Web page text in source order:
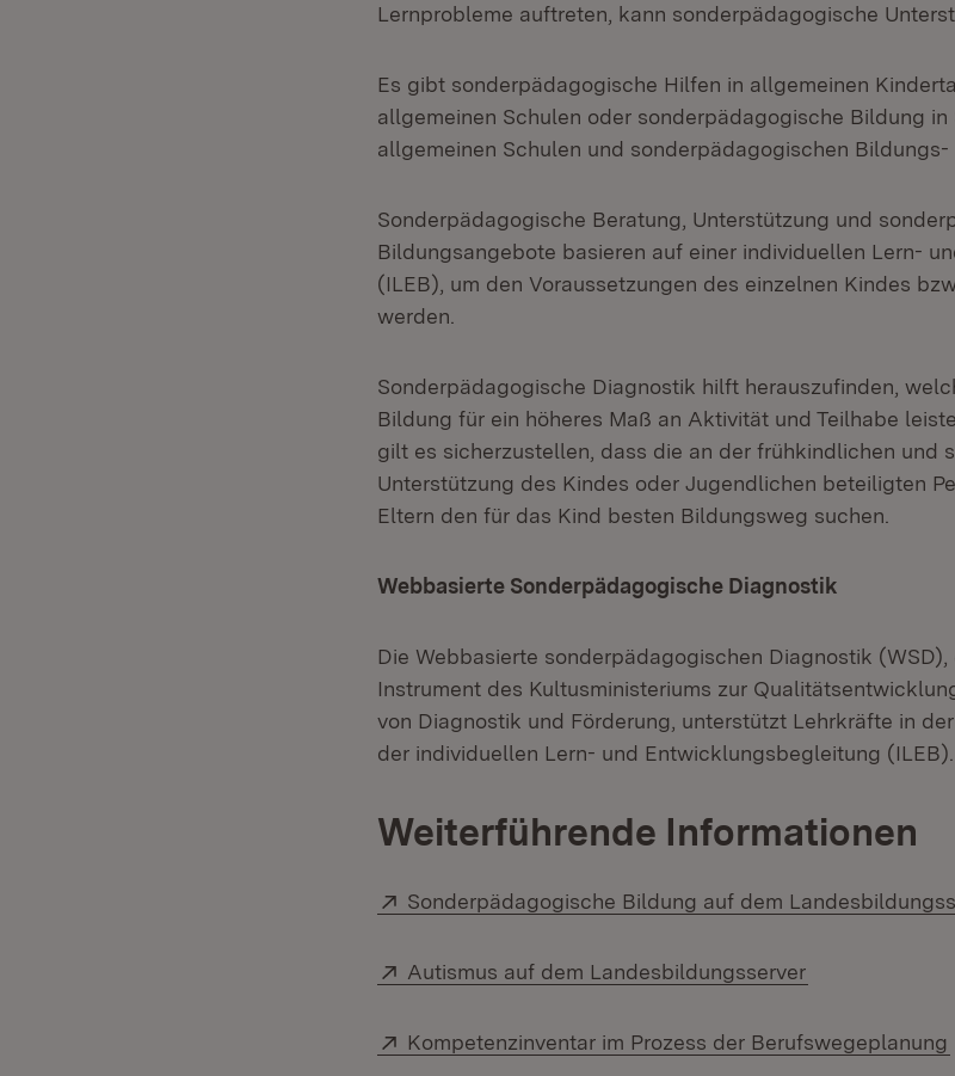
Lernprobleme auftreten, kann sonderpädagogische
Es gibt sonderpädagogische Hilfen in allgemeinen
allgemeinen Schulen oder sonderpädagogische Bildung in
allgemeinen Schulen und sonderpädagogischen Bildungs-
Sonderpädagogische Beratung, Unterstützung und
Bildungsangebote basieren auf einer individuellen Lern-
(ILEB), um den Voraussetzungen des einzelnen Kindes
werden.
Sonderpädagogische Diagnostik hilft herauszufinden,
Bildung für ein höheres Maß an Aktivität und Teilhabe
gilt es sicherzustellen, dass die an der frühkindlichen und
Unterstützung des Kindes oder Jugendlichen beteiligten
Eltern den für das Kind besten Bildungsweg suchen.
Webbasierte Sonderpädagogische Diagnostik
Die Webbasierte sonderpädagogischen Diagnostik
Instrument des Kultusministeriums zur
von Diagnostik und Förderung, unterstützt Lehrkräfte in
der individuellen Lern- und Entwicklungsbegleitung (ILEB).
Weiterführende Informationen
Extern:
Sonderpädagogische Bildung auf dem
Extern:
Autismus auf dem Landesbildungsserver
Extern:
Kompetenzinventar im Prozess der Berufswegeplanung